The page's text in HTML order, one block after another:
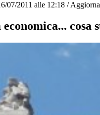
07/2011 alle 12:18 /
cosa